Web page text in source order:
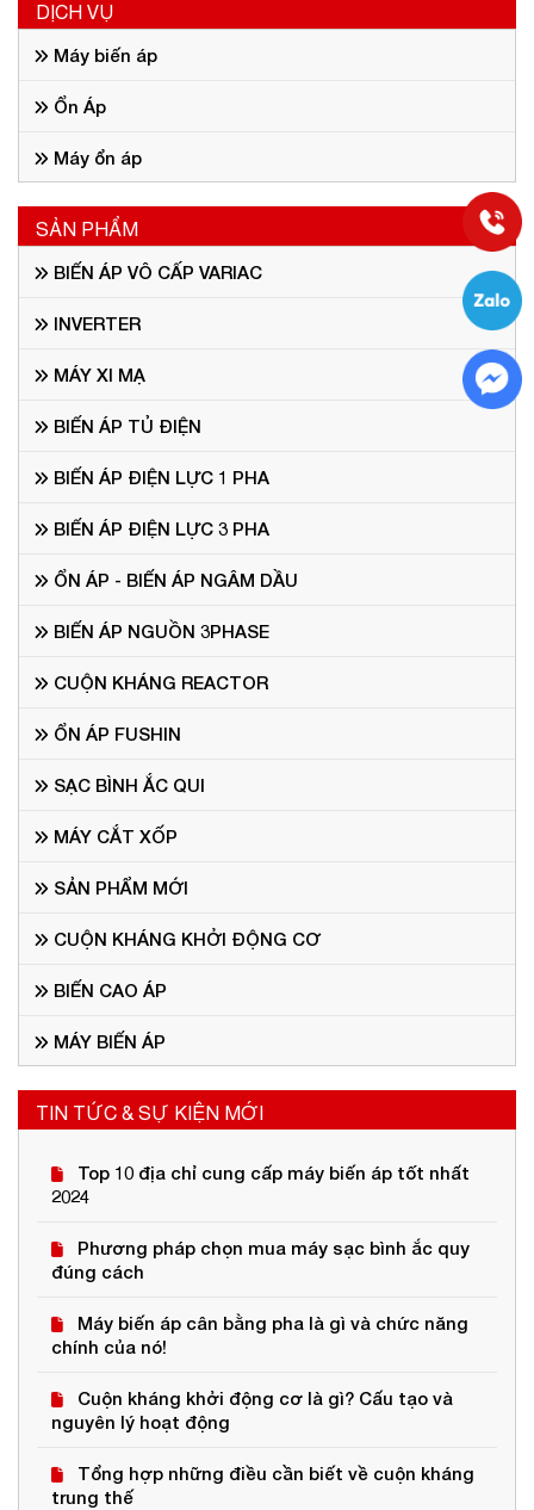
DỊCH VỤ
Máy biến áp
Ổn Áp
Máy ổn áp
SẢN PHẨM
BIẾN ÁP VÔ CẤP VARIAC
INVERTER
MÁY XI MẠ
BIẾN ÁP TỦ ĐIỆN
BIẾN ÁP ĐIỆN LỰC 1 PHA
BIẾN ÁP ĐIỆN LỰC 3 PHA
ỔN ÁP - BIẾN ÁP NGÂM DẦU
BIẾN ÁP NGUỒN 3PHASE
CUỘN KHÁNG REACTOR
ỔN ÁP FUSHIN
SẠC BÌNH ẮC QUI
MÁY CẮT XỐP
SẢN PHẨM MỚI
CUỘN KHÁNG KHỞI ĐỘNG CƠ
BIẾN CAO ÁP
MÁY BIẾN ÁP
TIN TỨC & SỰ KIỆN MỚI
Top 10 địa chỉ cung cấp máy biến áp tốt nhất
2024
Phương pháp chọn mua máy sạc bình ắc quy
đúng cách
Máy biến áp cân bằng pha là gì và chức năng
chính của nó!
Cuộn kháng khởi động cơ là gì? Cấu tạo và
nguyên lý hoạt động
Tổng hợp những điều cần biết về cuộn kháng
trung thế